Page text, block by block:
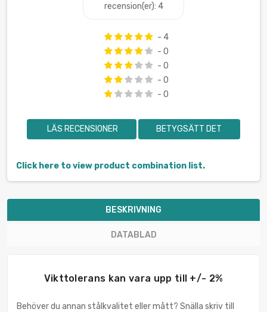
recension(er): 4
- 4
- 0
- 0
- 0
- 0
LÄS RECENSIONER BETYGSÄTT DET
Click here to view product combination list.
BESKRIVNING
DATABLAD
Vikttolerans kan vara upp till +/- 2%
Behöver du annan stålkvalitet eller mått? Snälla skriv till